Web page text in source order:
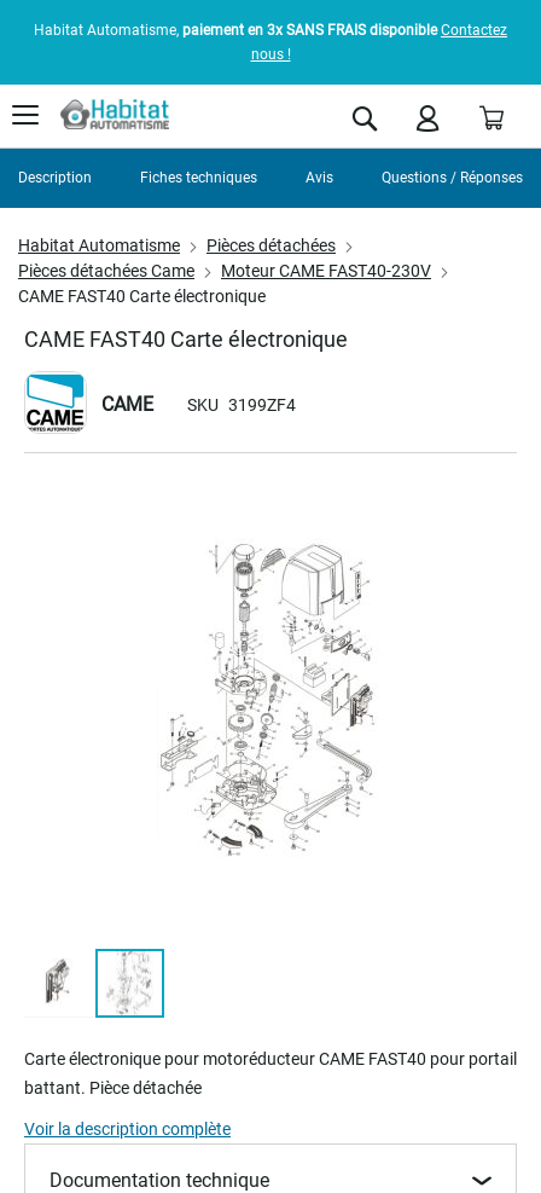
Habitat Automatisme, paiement en 3x SANS FRAIS disponible Contactez
nous !
Rechercher
Habitat Automatisme
Pièces détachées
Pièces détachées Came
Moteur CAME FAST40-230V
CAME FAST40 Carte électronique
CAME FAST40 Carte électronique
CAME SKU 3199ZF4
to
the
of
the
images
Carte électronique pour motoréducteur CAME FAST40 pour portail
battant. Pièce détachée
Voir la description complète
Documentation technique
Description Fiches techniques Avis Questions / Réponses